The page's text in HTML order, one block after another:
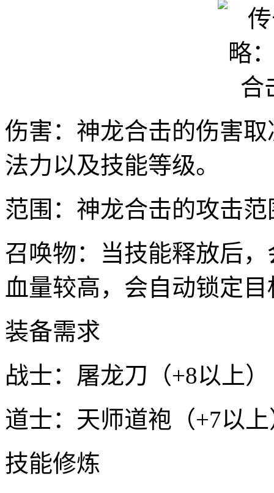
伤害：神龙合击的伤害
法力以及技能等级。
范围：神龙合击的攻击
召唤物：当技能释放后
血量较高，会自动锁定目
装备需求
战士：屠龙刀（+8以上）
道士：天师道袍（+7以
技能修炼